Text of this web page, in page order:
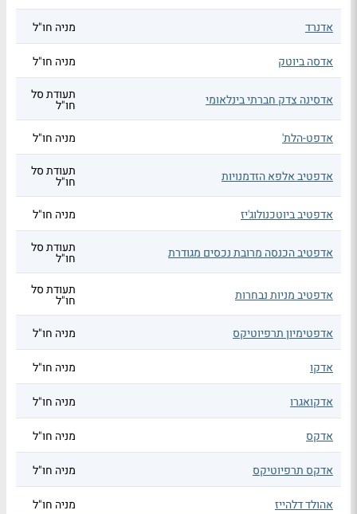
אדנרד מניה חו"ל
אדסה ביוטק מניה חו"ל
אדסינה צדק חברתי בינלאומי תעודת סל
חו"ל
אדפט-הלת'
מניה חו"ל
אדפטיב אלפא הזדמנויות תעודת סל
חו"ל
אדפטיב ביוטכנולוג'יז
מניה חו"ל
אדפטיב הכנסה מרובת נכסים מגודרת תעודת סל
חו"ל
אדפטיב מניות נבחרות תעודת סל
חו"ל
אדפטימיון תרפיוטיקס
מניה חו"ל
אדקו מניה חו"ל
אדקואגרו מניה חו"ל
אדקס מניה חו"ל
אדקס תרפיוטיקס מניה חו"ל
אהולד דלהייז מניה חו"ל